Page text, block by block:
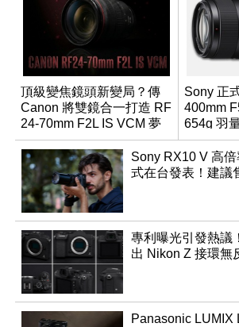
頂級變焦鏡頭新變局？傳
Canon 將雙鏡合一打造 RF
24-70mm F2L IS VCM 夢
幻規格
Sony 正
400mm
654g 羽
鬆
Sony RX10 V 高
式在台發表！建議
專利曝光引發熱議
出 Nikon Z 接環無
Panasonic LUMIX